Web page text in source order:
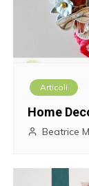
Articoli
Home
Beatrice